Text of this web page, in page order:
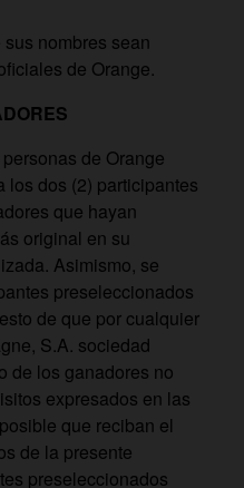
nombres sean
de Orange.
de Orange
los dos (2) participantes
que hayan
original en su
Asimismo, se
preseleccionados
de que por cualquier
S.A. sociedad
de los ganadores no
expresados en las
que reciban el
de la presente
preseleccionados